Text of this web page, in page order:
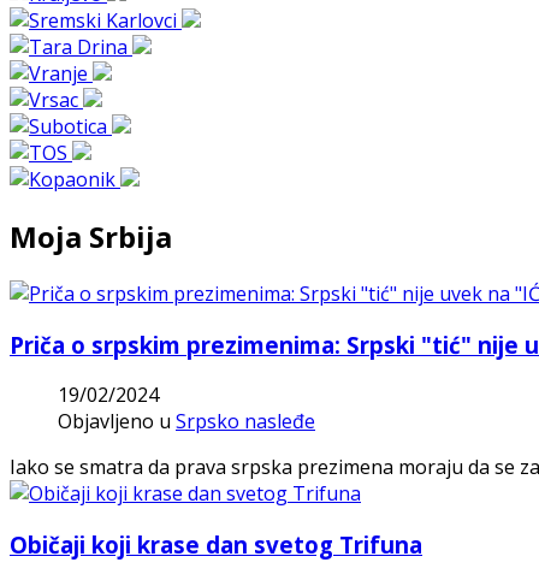
Moja Srbija
Priča o srpskim prezimenima: Srpski "tić" nije
19/02/2024
Objavljeno u Srpsko nasleđe
Iako se smatra da prava srpska prezimena moraju da se
Običaji koji krase dan svetog Trifuna